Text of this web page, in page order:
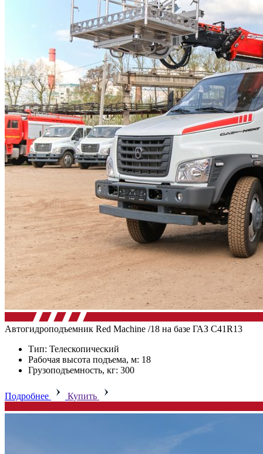
Автогидроподъемник Red Machine /18 на базе ГАЗ C41R13
Тип: Телескопический
Рабочая высота подъема, м: 18
Грузоподъемность, кг: 300
Подробнее Купить